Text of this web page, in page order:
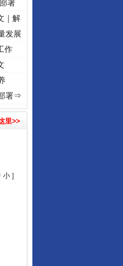
时间，读懂乐至的“诗与远方”
署
｜解
发展
作
署⇒
里>>
小 ]